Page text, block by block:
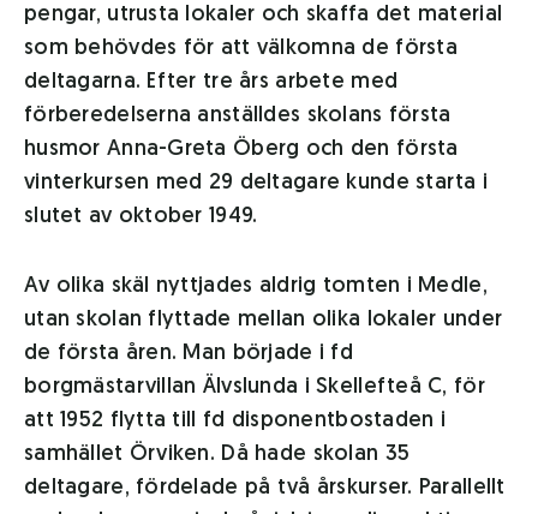
pengar, utrusta lokaler och skaffa det material
som behövdes för att välkomna de första
deltagarna. Efter tre års arbete med
förberedelserna anställdes skolans första
husmor Anna-Greta Öberg och den första
vinterkursen med 29 deltagare kunde starta i
slutet av oktober 1949.
Av olika skäl nyttjades aldrig tomten i Medle,
utan skolan flyttade mellan olika lokaler under
de första åren. Man började i fd
borgmästarvillan Älvslunda i Skellefteå C, för
att 1952 flytta till fd disponentbostaden i
samhället Örviken. Då hade skolan 35
deltagare, fördelade på två årskurser. Parallellt